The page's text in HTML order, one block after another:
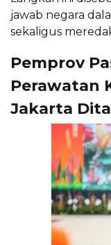
jawab negara
sekaligus
Pemprov
Perawatan
Jakarta